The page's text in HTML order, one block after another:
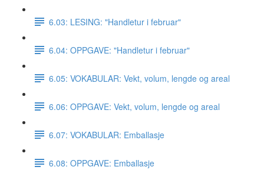
6.03: LESING: "Handletur i februar"
6.04: OPPGAVE: "Handletur i februar"
6.05: VOKABULAR: Vekt, volum, lengde og areal
6.06: OPPGAVE: Vekt, volum, lengde og areal
6.07: VOKABULAR: Emballasje
6.08: OPPGAVE: Emballasje